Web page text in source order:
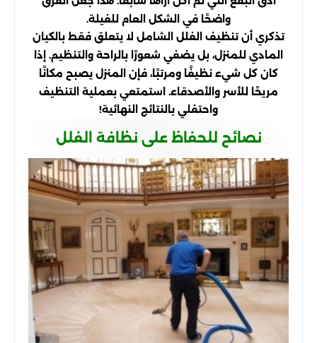
واضحًا في الشكل العام للفيلة.
تذكري أن تنظيف الفلل الشامل لا يتعلق فقط بالكيان
المادي للمنزل، بل يضفي شعورًا بالراحة والتنظيم. إذا
كان كل شيء نظيفًا ومرتبًا، فإن المنزل يصبح مكانًا
مريحًا للأسر والأصدقاء. استمتعي بعملية التنظيف
واحتفلي بالنتائج النهائية!
نصائح للحفاظ على نظافة الفلل